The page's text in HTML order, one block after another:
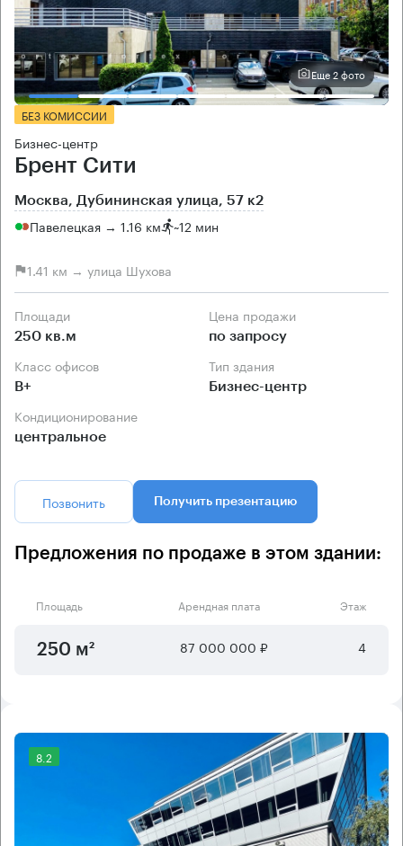
Еще 2 фото
БЕЗ КОМИССИИ
Бизнес-центр
Брент Сити
Москва, Дубининская улица, 57 к2
Павелецкая → 1.16 км ~12 мин
1.41 км → улица Шухова
Площади
250 кв.м
Цена продажи
по запросу
Класс офисов
B+
Тип здания
Бизнес-центр
Кондиционирование
центральное
Позвонить Получить презентацию
Предложения по продаже в этом здании:
Площадь Арендная плата Этаж
250 м² 87 000 000 ₽ 4
8.2